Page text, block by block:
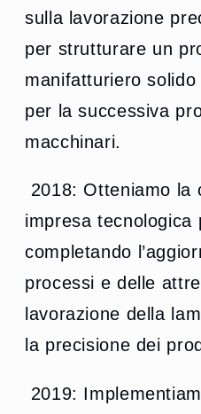
sulla lavorazione
per strutturare un
manifatturiero
per la successiva
macchinari.
2018: Otteniamo la
impresa tecnologica
completando
processi e delle
lavorazione della
la precisione dei
2019: